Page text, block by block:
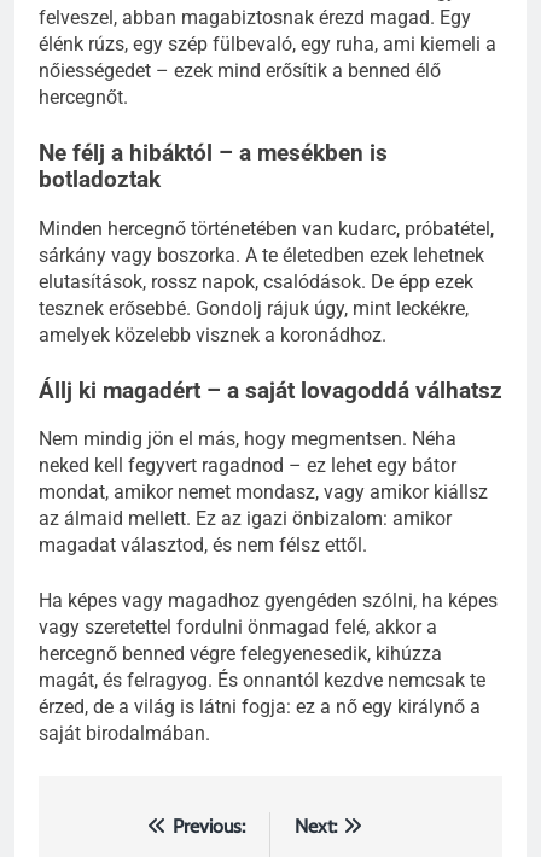
felveszel, abban magabiztosnak érezd magad. Egy
élénk rúzs, egy szép fülbevaló, egy ruha, ami kiemeli a
nőiességedet – ezek mind erősítik a benned élő
hercegnőt.
Ne félj a hibáktól – a mesékben is
botladoztak
Minden hercegnő történetében van kudarc, próbatétel,
sárkány vagy boszorka. A te életedben ezek lehetnek
elutasítások, rossz napok, csalódások. De épp ezek
tesznek erősebbé. Gondolj rájuk úgy, mint leckékre,
amelyek közelebb visznek a koronádhoz.
Állj ki magadért – a saját lovagoddá válhatsz
Nem mindig jön el más, hogy megmentsen. Néha
neked kell fegyvert ragadnod – ez lehet egy bátor
mondat, amikor nemet mondasz, vagy amikor kiállsz
az álmaid mellett. Ez az igazi önbizalom: amikor
magadat választod, és nem félsz ettől.
Ha képes vagy magadhoz gyengéden szólni, ha képes
vagy szeretettel fordulni önmagad felé, akkor a
hercegnő benned végre felegyenesedik, kihúzza
magát, és felragyog. És onnantól kezdve nemcsak te
érzed, de a világ is látni fogja: ez a nő egy királynő a
saját birodalmában.
BejegyzésPrevious:
Next: